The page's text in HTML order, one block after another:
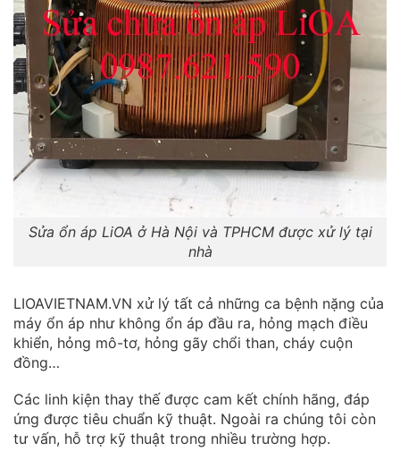
Sửa ổn áp LiOA ở Hà Nội và TPHCM được xử lý tại
nhà
LIOAVIETNAM.VN xử lý tất cả những ca bệnh nặng của
máy ổn áp như không ổn áp đầu ra, hỏng mạch điều
khiển, hỏng mô-tơ, hỏng gãy chổi than, cháy cuộn
đồng…
Các linh kiện thay thế được cam kết chính hãng, đáp
ứng được tiêu chuẩn kỹ thuật. Ngoài ra chúng tôi còn
tư vấn, hỗ trợ kỹ thuật trong nhiều trường hợp.